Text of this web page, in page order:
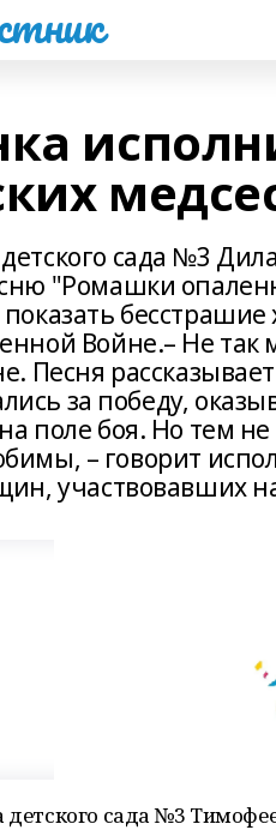
сада №3
"Ромашки
Войне.– Не так
Песня
за победу,
поле боя. Но тем
– говорит
участвовавших
детского сада №3